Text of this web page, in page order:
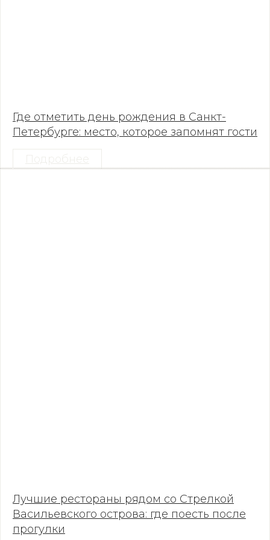
Где отметить день рождения в Санкт-
Петербурге: место, которое запомнят гости
Подробнее
Лучшие рестораны рядом со Стрелкой
Васильевского острова: где поесть после
прогулки